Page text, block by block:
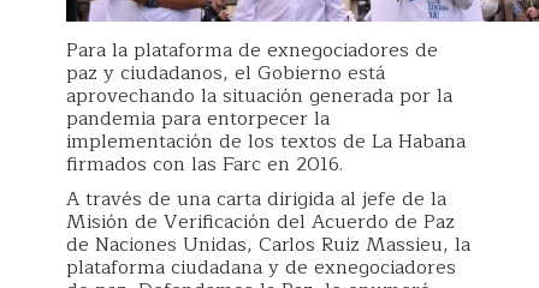
Para la plataforma de exnegociadores de
paz y ciudadanos, el Gobierno está
aprovechando la situación generada por la
pandemia para entorpecer la
implementación de los textos de La Habana
firmados con las Farc en 2016.
A través de una carta dirigida al jefe de la
Misión de Verificación del Acuerdo de Paz
de Naciones Unidas, Carlos Ruiz Massieu, la
plataforma ciudadana y de exnegociadores